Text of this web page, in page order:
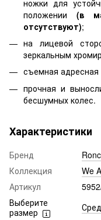
ножки для
положении (в
отсутствуют);
на лицевой
зеркальным
съемная адресная
прочная и
бесшумных колес.
Характеристики
Бренд
Коллекция
We
Артикул
Выберите
размер